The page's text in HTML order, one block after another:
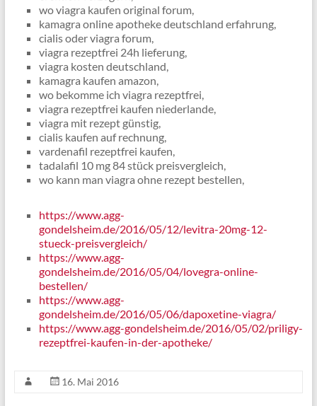
wo viagra kaufen original forum,
kamagra online apotheke deutschland erfahrung,
cialis oder viagra forum,
viagra rezeptfrei 24h lieferung,
viagra kosten deutschland,
kamagra kaufen amazon,
wo bekomme ich viagra rezeptfrei,
viagra rezeptfrei kaufen niederlande,
viagra mit rezept günstig,
cialis kaufen auf rechnung,
vardenafil rezeptfrei kaufen,
tadalafil 10 mg 84 stück preisvergleich,
wo kann man viagra ohne rezept bestellen,
https://www.agg-
gondelsheim.de/2016/05/12/levitra-20mg-12-
stueck-preisvergleich/
https://www.agg-
gondelsheim.de/2016/05/04/lovegra-online-
bestellen/
https://www.agg-
gondelsheim.de/2016/05/06/dapoxetine-viagra/
https://www.agg-gondelsheim.de/2016/05/02/priligy-
rezeptfrei-kaufen-in-der-apotheke/
16. Mai 2016